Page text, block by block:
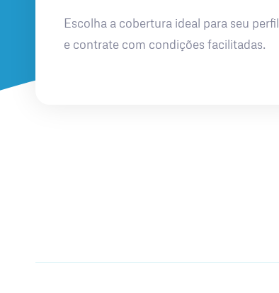
Escolha a cobertura ideal para seu perfil
e contrate com condições facilitadas.